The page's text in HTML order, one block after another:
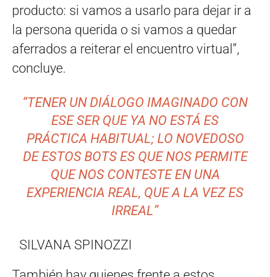
producto: si vamos a usarlo para dejar ir a
la persona querida o si vamos a quedar
aferrados a reiterar el encuentro virtual”,
concluye.
“TENER UN DIÁLOGO IMAGINADO CON
ESE SER QUE YA NO ESTÁ ES
PRÁCTICA HABITUAL; LO NOVEDOSO
DE ESTOS BOTS ES QUE NOS PERMITE
QUE NOS CONTESTE EN UNA
EXPERIENCIA REAL, QUE A LA VEZ ES
IRREAL”
SILVANA SPINOZZI